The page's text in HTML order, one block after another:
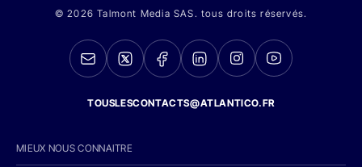
© 2026 Talmont Media SAS. tous droits réservés.
TOUSLESCONTACTS@ATLANTICO.FR
MIEUX NOUS CONNAITRE